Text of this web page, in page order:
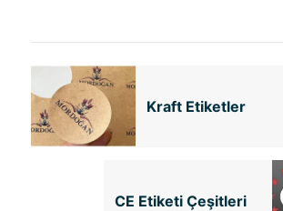
Kraft Etiketler
CE Etiketi Çeşitleri